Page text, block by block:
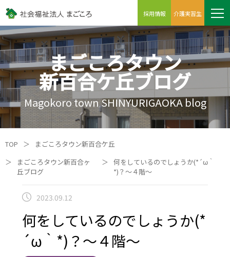
採用情報 介護実習生
まごころタウン
新百合ケ丘ブログ
Magokoro town SHINYURIGAOKA blog
TOP ＞
まごころタウン新百合ケ丘
＞
まごころタウン新百合ヶ
丘ブログ
＞ 何をしているのでしょうか(*´ω｀
*)？～４階～
2023.09.12
何をしているのでしょうか(*
´ω｀*)？～４階～